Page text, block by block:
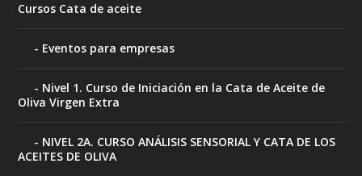
Cursos Cata de aceite
Eventos para empresas
Nivel 1. Curso de Iniciación en la Cata de Aceite de
Oliva Virgen Extra
NIVEL 2A. CURSO ANÁLISIS SENSORIAL Y CATA DE LOS
ACEITES DE OLIVA